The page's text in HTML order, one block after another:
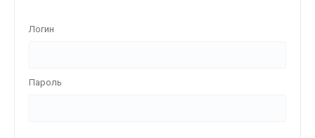
Логин
Пароль